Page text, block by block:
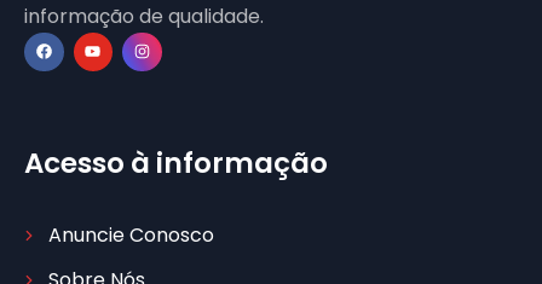
informação de qualidade.
Acesso à informação
Anuncie Conosco